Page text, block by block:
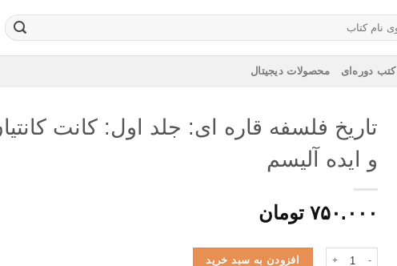
کتب دوره‌ای محصولات دیجیتال
تاریخ فلسفه قاره ای: جلد اول: کانت
و ایده آلیسم
۷۵۰.۰۰۰ تومان
تاریخ فلسفه قاره ای: جلد اول: کانت کانتیان و ایده آلیسم عدد
افزودن به سبد خرید